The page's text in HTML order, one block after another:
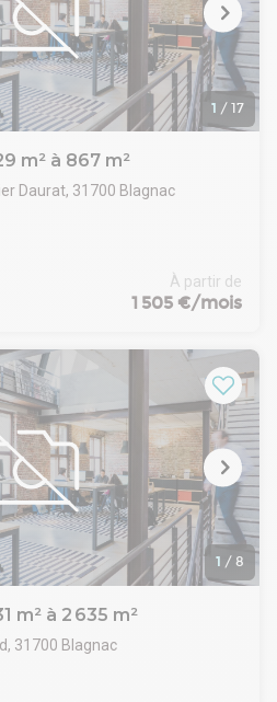
prise effet
HT
et d'avance
1 / 17
m² à 867 m²
Daurat, 31700 Blagnac
de bureaux disponibles à la
dynamique du nord-ouest
stratégique vous permet de
partir de 129 m², offrent une
et bénéficient d’un
son activité aéronautique.
de prestations de qualité
et cloisonnés, une
parking et la climatisation.
au sein d’un secteur
donneurs d’ordre et de toutes les
à votre activité.
À partir de
1 505 €/mois
1 / 8
m² à 2 635 m²
31700 Blagnac
à louer à Blagnac, à